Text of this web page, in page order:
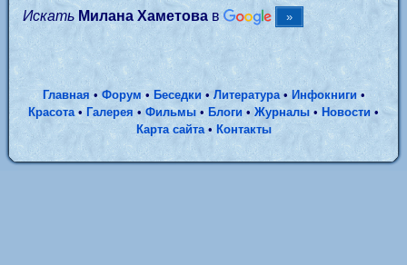
Искать Милана Хаметовав
Главная • Форум• Беседки• Литература• Инфокниги •
Красота• Галерея • Фильмы • Блоги • Журналы • Новости •
Карта сайта• Контакты